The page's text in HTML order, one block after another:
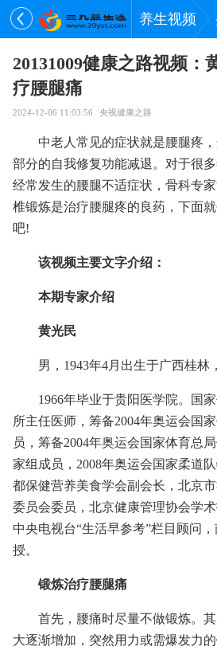
养生视频
20131009健康之路视频：
疗腰腿痛
2024-12-06 11:03:56 央视健康之路
中老人常见的症状就是腰腿疼
部分的自我修复功能减退。对于很
经常发生的腰腿不适症状，骨科专
椎锻炼是治疗腰腿疼的良药，下面
吧!
该视频主要文字介绍：
本期专家介绍
黄光民
男，1943年4月出生于广西桂林
1966年毕业于贵阳医学院。国
所主任医师，筹备2004年奥运会国
员，筹备2004年奥运会国家体育总
家组成员，2008年奥运会国家柔道
都保健营养美食学会副会长，北京
委员会委员，北京健康管理协会学
中央电视台“生活早参考”栏目顾问
授。
锻炼治疗腰腿痛
首先，腰痛时尽量不做锻炼。
大逐渐增加，突然用力或需爆发力